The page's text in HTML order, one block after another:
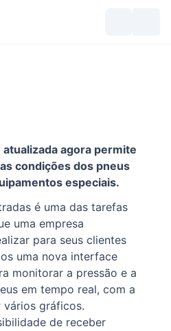
atualizada agora permite
condições dos pneus
especiais.
é uma das tarefas
uma empresa
para seus clientes
uma nova interface
monitorar a pressão e a
em tempo real, com a
gráficos.
de receber